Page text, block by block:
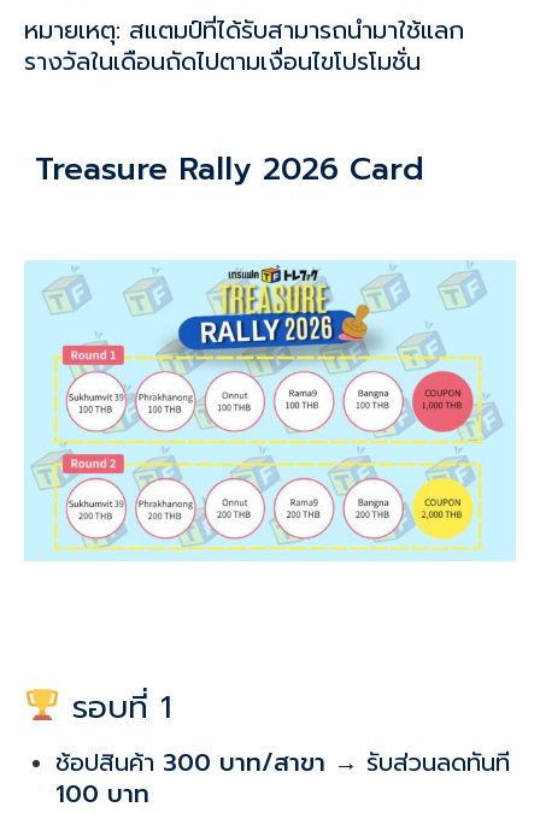
หมายเหตุ: สแตมป์ที่ได้รับสามารถนำมาใช้แลก
รางวัลในเดือนถัดไปตามเงื่อนไขโปรโมชั่น
Treasure Rally 2026 Card
รอบที่ 1
ช้อปสินค้า 300 บาท/สาขา → รับส่วนลดทันที
100 บาท